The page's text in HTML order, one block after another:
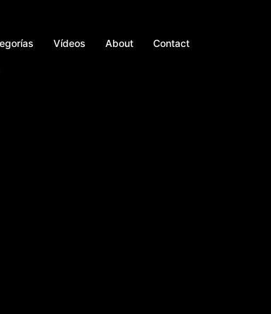
Vídeos About Contact